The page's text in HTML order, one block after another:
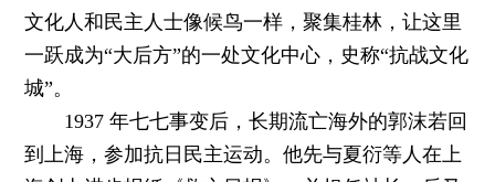
文化人和民主人士像候鸟一样，聚集桂林，让这里
一跃成为“大后方”的一处文化中心，史称“抗战文化
城”。
1937 年七七事变后，长期流亡海外的郭沫若回
到上海，参加抗日民主运动。他先与夏衍等人在上